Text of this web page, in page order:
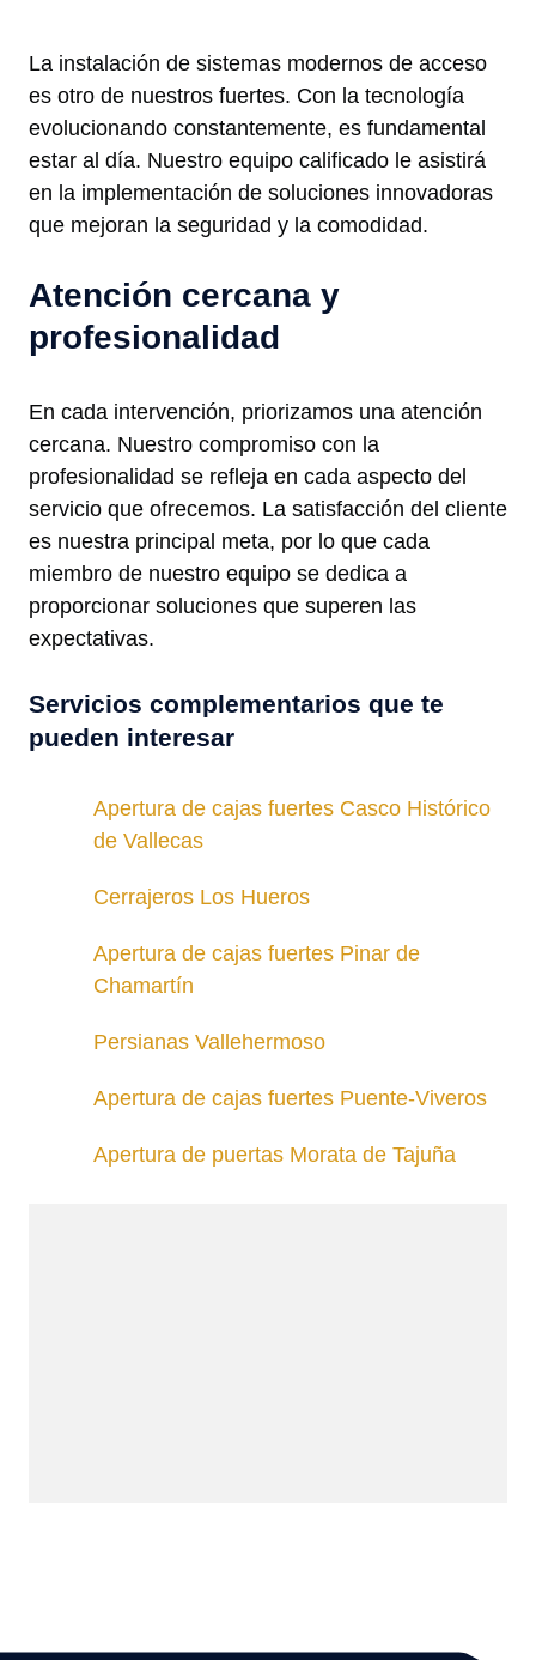
La instalación de sistemas modernos de acceso
es otro de nuestros fuertes. Con la tecnología
evolucionando constantemente, es fundamental
estar al día. Nuestro equipo calificado le asistirá
en la implementación de soluciones innovadoras
que mejoran la seguridad y la comodidad.
Atención cercana y
profesionalidad
En cada intervención, priorizamos una atención
cercana. Nuestro compromiso con la
profesionalidad se refleja en cada aspecto del
servicio que ofrecemos. La satisfacción del cliente
es nuestra principal meta, por lo que cada
miembro de nuestro equipo se dedica a
proporcionar soluciones que superen las
expectativas.
Servicios complementarios que te
pueden interesar
Apertura de cajas fuertes Casco Histórico
de Vallecas
Cerrajeros Los Hueros
Apertura de cajas fuertes Pinar de
Chamartín
Persianas Vallehermoso
Apertura de cajas fuertes Puente-Viveros
Apertura de puertas Morata de Tajuña